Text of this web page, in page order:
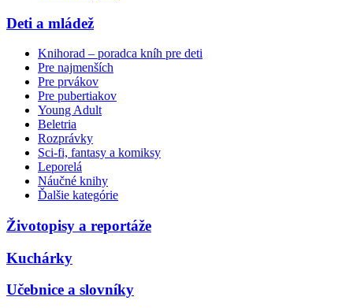
Deti a mládež
Knihorad – poradca kníh pre deti
Pre najmenších
Pre prvákov
Pre pubertiakov
Young Adult
Beletria
Rozprávky
Sci-fi, fantasy a komiksy
Leporelá
Náučné knihy
Ďalšie kategórie
Životopisy a reportáže
Kuchárky
Učebnice a slovníky